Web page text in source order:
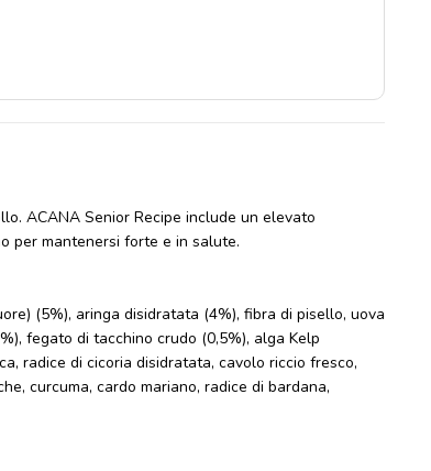
ACANA Senior Recipe include un elevato
per mantenersi forte e in salute.
(5%), aringa disidratata (4%), fibra di pisello, uova
fegato di tacchino crudo (0,5%), alga Kelp
radice di cicoria disidratata, cavolo riccio fresco,
curcuma, cardo mariano, radice di bardana,